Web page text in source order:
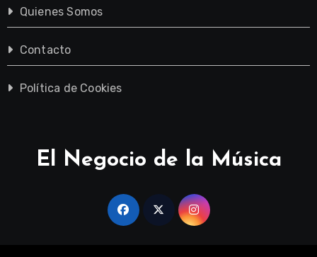
Quienes Somos
Contacto
Política de Cookies
El Negocio de la Música